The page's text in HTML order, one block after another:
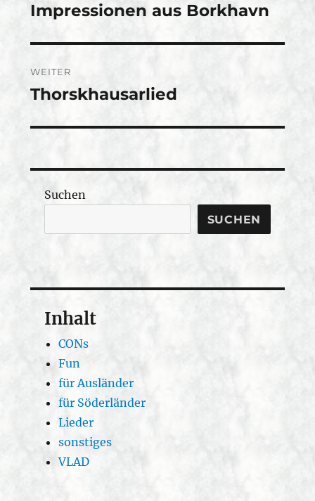
Vorheriger
Impressionen aus Borkhavn
WEITER
Nächster
Thorskhausarlied
Suchen
SUCHEN
Inhalt
CONs
Fun
für Ausländer
für Söderländer
Lieder
sonstiges
VLAD